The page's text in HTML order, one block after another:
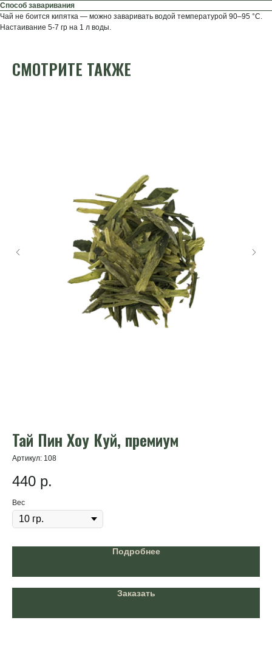
Способ заваривания
Чай не боится кипятка — можно заваривать водой температурой 90–95 °C.
Настаивание 5-7 гр на 1 л воды.
СМОТРИТЕ ТАКЖЕ
Тай Пин Хоу Куй, премиум
Артикул: 108
440 р.
Вес
Подробнее
Заказать